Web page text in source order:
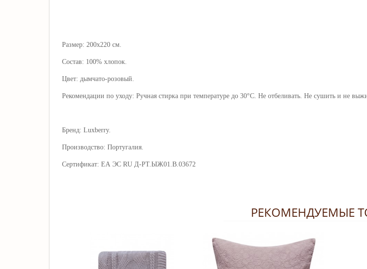
Размер: 200х220 см.
Состав: 100% хлопок.
Цвет: дымчато-розовый.
Рекомендации по уходу: Ручная стирка при температуре до 30°С. Не отбеливать. Не сушить и не
Бренд: Luxberry.
Производство: Португалия.
Сертификат: ЕА ЭС RU Д-РТ.ЫЖ01.В.03672
РЕКОМЕНДУЕМЫЕ